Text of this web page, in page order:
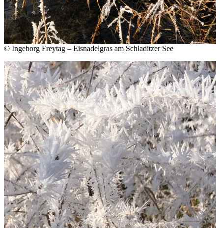
© Ingeborg Freytag – Eisnadelgras am Schladitzer See